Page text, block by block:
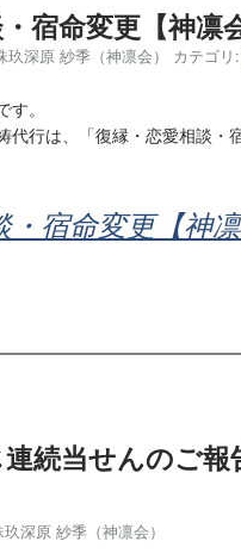
宿命変更【神凛
玖深原 紗季（神凛会） カテゴリ:
。
代行は、「復縁・恋愛相談・
宿命変更【神凛
連続当せんのご
玖深原 紗季（神凛会）